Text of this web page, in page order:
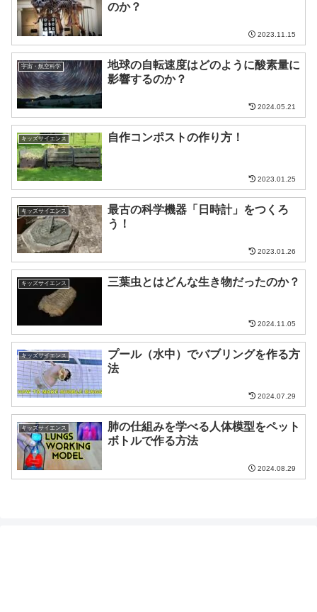
のか？
2023.11.15
宇宙・航空科学
地球の自転速度はどのように酸素量に
影響するのか？
2024.05.21
キッズサイエンス 自作コンポストの作り方！
2023.01.25
キッズサイエンス
最古の科学機器「日時計」をつくろ
う！
2023.01.26
キッズサイエンス 三葉虫とはどんな生き物だったのか？
2024.11.05
キッズサイエンス
プール（水中）でバブリングを作る方
法
2024.07.29
キッズサイエンス
肺の仕組みを学べる人体模型をペット
ボトルで作る方法
2024.08.29